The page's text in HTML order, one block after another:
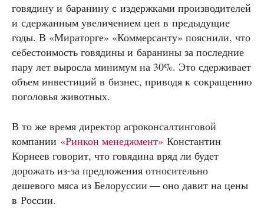
говядину и баранину с издержками производителей
и сдержанным увеличением цен в предыдущие
годы. В «Мираторге» «Коммерсанту» пояснили, что
себестоимость говядины и баранины за последние
пару лет выросла минимум на 30%. Это сдерживает
объем инвестиций в бизнес, приводя к сокращению
поголовья животных.
В то же время директор агроконсалтинговой
компании «Ринкон менеджмент» Константин
Корнеев говорит, что говядина вряд ли будет
дорожать из-за предложения относительно
дешевого мяса из Белоруссии — оно давит на цены
в России.